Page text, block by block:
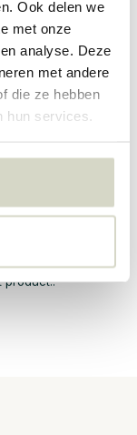
Ook delen we
met onze
analyse. Deze
met andere
die ze hebben
hun services.
product..